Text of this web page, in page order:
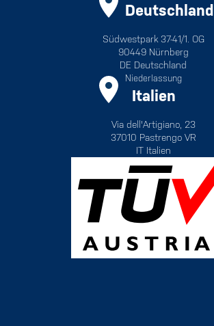
Deutschland
Südwestpark 37-41/1. OG
90449 Nürnberg
DE Deutschland
Niederlassung
Italien
Via dell'Artigiano, 23
37010 Pastrengo VR
IT Italien